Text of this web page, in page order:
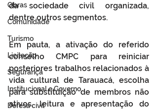
Obras
Comunidade
Turismo
Licitação
Segurança
Institucional e Governo
Defesa cívil
da sociedade civil organizada,
dentre outros segmentos.
Em pauta, a ativação do referido
conselho CMPC para reiniciar
posteriores trabalhos relacionados à
vida cultural de Tarauacá, escolha
para substituição de membros não
ativos, leitura e apresentação do